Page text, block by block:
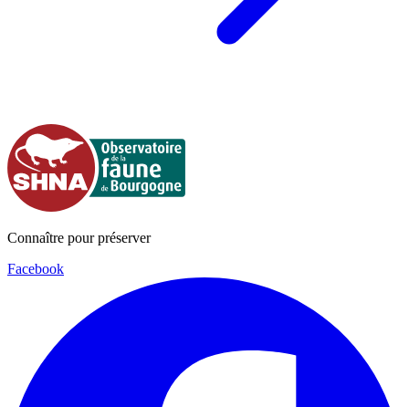
Connaître pour préserver
Facebook